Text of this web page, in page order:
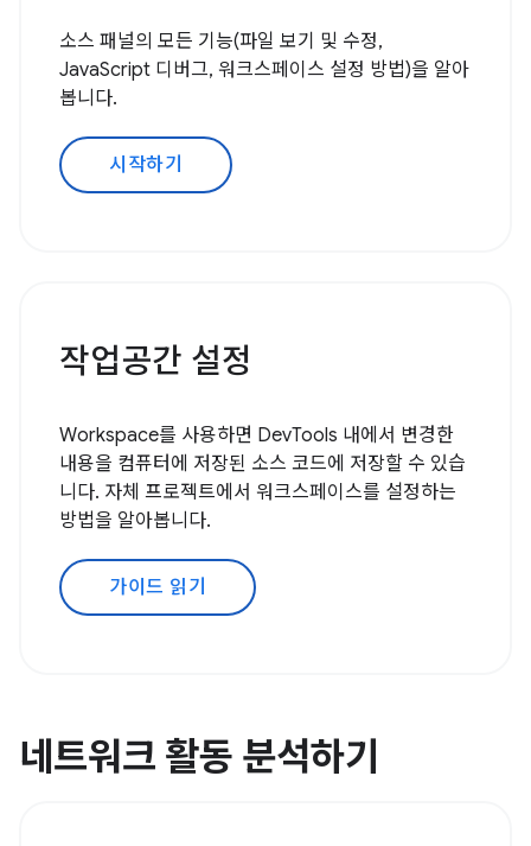
소스 패널의 모든 기능(파일 보기 및 수정,
JavaScript 디버그, 워크스페이스 설정 방법)을 알아
봅니다.
시작하기
작업공간 설정
Workspace를 사용하면 DevTools 내에서 변경한
내용을 컴퓨터에 저장된 소스 코드에 저장할 수 있습
니다. 자체 프로젝트에서 워크스페이스를 설정하는
방법을 알아봅니다.
가이드 읽기
네트워크 활동 분석하기